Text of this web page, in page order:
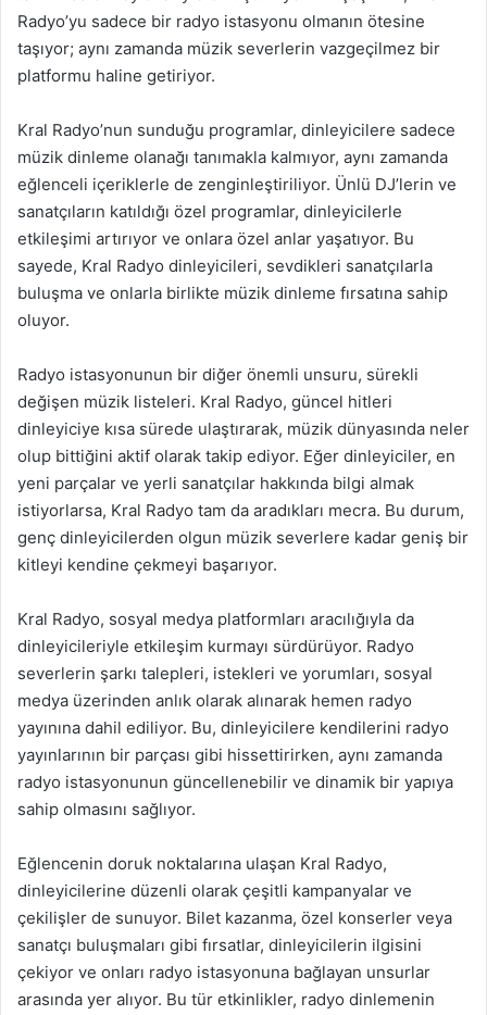
Radyo’yu sadece bir radyo istasyonu olmanın ötesine
taşıyor; aynı zamanda müzik severlerin vazgeçilmez bir
platformu haline getiriyor.
Kral Radyo’nun sunduğu programlar, dinleyicilere sadece
müzik dinleme olanağı tanımakla kalmıyor, aynı zamanda
eğlenceli içeriklerle de zenginleştiriliyor. Ünlü DJ’lerin ve
sanatçıların katıldığı özel programlar, dinleyicilerle
etkileşimi artırıyor ve onlara özel anlar yaşatıyor. Bu
sayede, Kral Radyo dinleyicileri, sevdikleri sanatçılarla
buluşma ve onlarla birlikte müzik dinleme fırsatına sahip
oluyor.
Radyo istasyonunun bir diğer önemli unsuru, sürekli
değişen müzik listeleri. Kral Radyo, güncel hitleri
dinleyiciye kısa sürede ulaştırarak, müzik dünyasında neler
olup bittiğini aktif olarak takip ediyor. Eğer dinleyiciler, en
yeni parçalar ve yerli sanatçılar hakkında bilgi almak
istiyorlarsa, Kral Radyo tam da aradıkları mecra. Bu durum,
genç dinleyicilerden olgun müzik severlere kadar geniş bir
kitleyi kendine çekmeyi başarıyor.
Kral Radyo, sosyal medya platformları aracılığıyla da
dinleyicileriyle etkileşim kurmayı sürdürüyor. Radyo
severlerin şarkı talepleri, istekleri ve yorumları, sosyal
medya üzerinden anlık olarak alınarak hemen radyo
yayınına dahil ediliyor. Bu, dinleyicilere kendilerini radyo
yayınlarının bir parçası gibi hissettirirken, aynı zamanda
radyo istasyonunun güncellenebilir ve dinamik bir yapıya
sahip olmasını sağlıyor.
Eğlencenin doruk noktalarına ulaşan Kral Radyo,
dinleyicilerine düzenli olarak çeşitli kampanyalar ve
çekilişler de sunuyor. Bilet kazanma, özel konserler veya
sanatçı buluşmaları gibi fırsatlar, dinleyicilerin ilgisini
çekiyor ve onları radyo istasyonuna bağlayan unsurlar
arasında yer alıyor. Bu tür etkinlikler, radyo dinlemenin